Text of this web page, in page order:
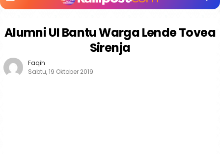
Mobile
Alumni UI Bantu Warga Lende Tovea
Sirenja
Faqih
Sabtu, 19 Oktober 2019